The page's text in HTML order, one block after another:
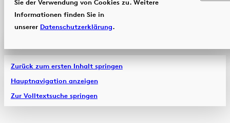
Sie der Verwendung von Cookies zu. Weitere
Informationen finden Sie in
unserer Datenschutzerklärung.
Zurück zum ersten Inhalt springen
Hauptnavigation anzeigen
Zur Volltextsuche springen